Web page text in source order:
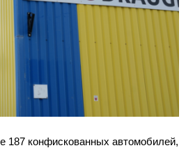
187 конфискованных автомобилей,